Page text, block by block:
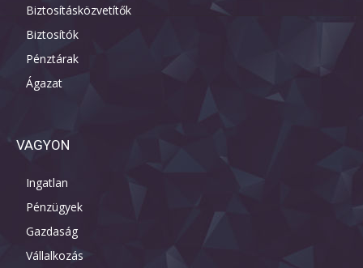
Biztosításközvetítők
Biztosítók
Pénztárak
Ágazat
VAGYON
Ingatlan
Pénzügyek
Gazdaság
Vállalkozás